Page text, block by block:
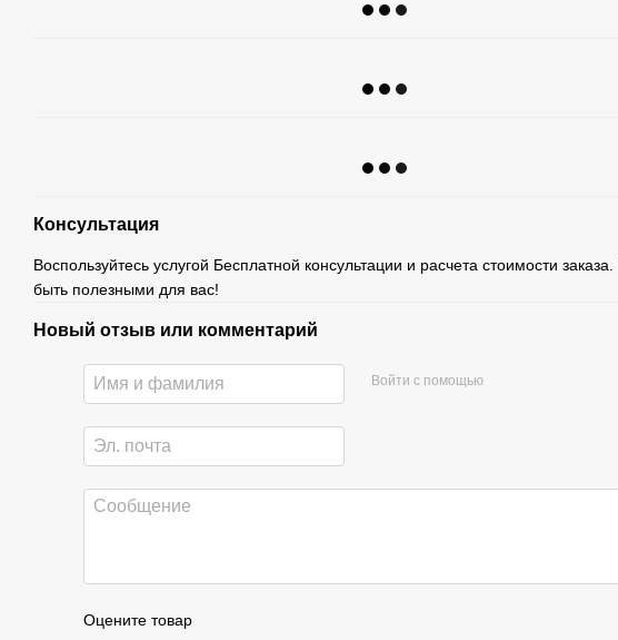
Консультация
Воспользуйтесь услугой Бесплатной консультации и расчета стоимости
быть полезными для вас!
Новый отзыв или комментарий
Войти с помощью
Оцените товар